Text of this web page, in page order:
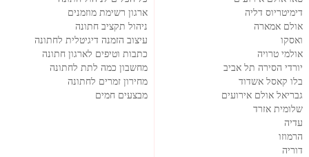
דימיטריוס דליה
אולם אמארה
ואסקו
אולמי טרויה
יורדי הסירה תל אביב
בלו קאסל אשדוד
גבריאל אולם אירועים
שלומית אזרד
עדיה
הרמוזו
דוריה
ארגון רשימת מוזמנים
ניהול תקציב חתונה
עיצוב הזמנה דיגיטלית לחתונה
כתבות וטיפים לארגון חתונה
מחשבון כמה לתת לחתונה
מחירון זמרים לחתונה
מבצעים חמים